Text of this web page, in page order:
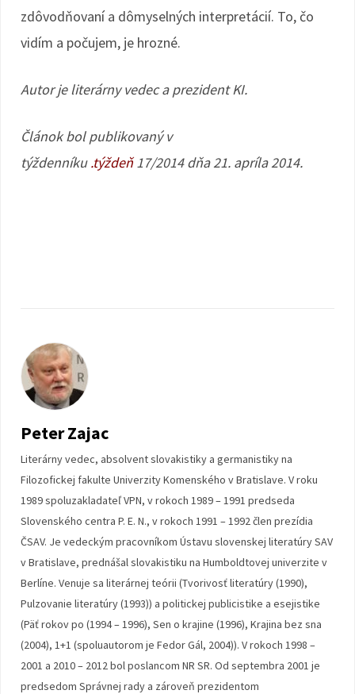
zdôvodňovaní a dômyselných interpretácií. To, čo
vidím a počujem, je hrozné.
Autor je literárny vedec a prezident KI.
Článok bol publikovaný v
týždenníku.týždeň17/2014 dňa 21. apríla 2014.
Peter Zajac
Literárny vedec, absolvent slovakistiky a germanistiky na
Filozofickej fakulte Univerzity Komenského v Bratislave. V roku
1989 spoluzakladateľ VPN, v rokoch 1989 – 1991 predseda
Slovenského centra P. E. N., v rokoch 1991 – 1992 člen prezídia
ČSAV. Je vedeckým pracovníkom Ústavu slovenskej literatúry SAV
v Bratislave, prednášal slovakistiku na Humboldtovej univerzite v
Berlíne. Venuje sa literárnej teórii (Tvorivosť literatúry (1990),
Pulzovanie literatúry (1993)) a politickej publicistike a esejistike
(Päť rokov po (1994 – 1996), Sen o krajine (1996), Krajina bez sna
(2004), 1+1 (spoluautorom je Fedor Gál, 2004)). V rokoch 1998 –
2001 a 2010 – 2012 bol poslancom NR SR. Od septembra 2001 je
predsedom Správnej rady a zároveň prezidentom